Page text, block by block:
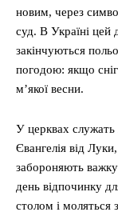
новим, через
суд. В Україні цей
закінчуються
погодою: якщо
м’якої весни.
У церквах служать
Євангелія від
забороняють
день відпочинку
столом і моляться